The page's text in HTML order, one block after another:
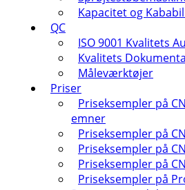
Kapacitet og
QC
ISO 9001 Kvalitets
Kvalitets
Måleværktøjer
Priser
Priseksempler på
emner
Priseksempler på
Priseksempler på
Priseksempler på
Priseksempler på